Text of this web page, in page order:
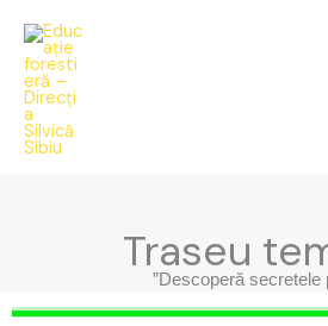
content
Traseu
”Descoperă secretele